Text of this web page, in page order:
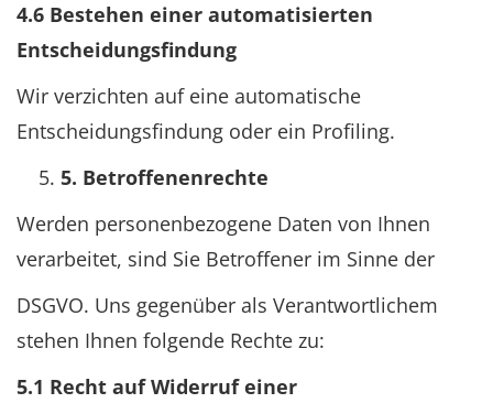
4.6 Bestehen einer automatisierten
Entscheidungsfindung
Wir verzichten auf eine automatische
Entscheidungsfindung oder ein Profiling.
5. Betroffenenrechte
Werden personenbezogene Daten von Ihnen
verarbeitet, sind Sie Betroffener im Sinne der
DSGVO. Uns gegenüber als Verantwortlichem
stehen Ihnen folgende Rechte zu:
5.1 Recht auf Widerruf einer